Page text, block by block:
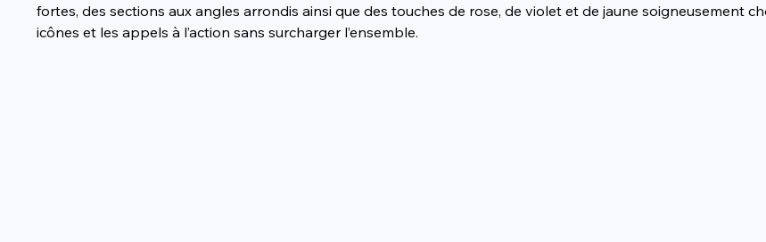
fortes, des sections aux angles arrondis ainsi que des touches de rose, de violet et de jaune soigneusement
icônes et les appels à l’action sans surcharger l’ensemble.